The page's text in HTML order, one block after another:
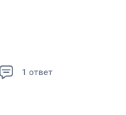
1 ответ